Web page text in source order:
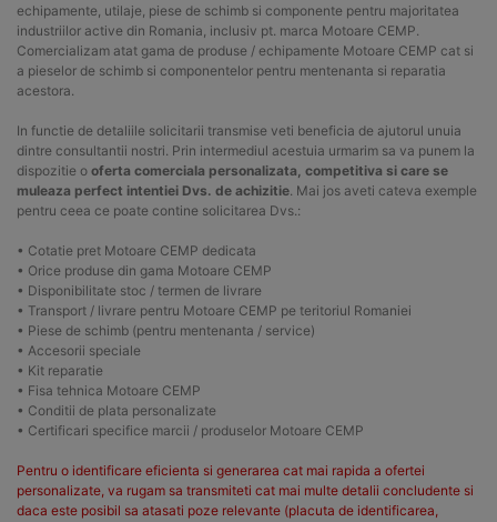
echipamente, utilaje, piese de schimb si componente pentru majoritatea
industriilor active din Romania, inclusiv pt. marca Motoare CEMP.
Comercializam atat gama de produse / echipamente Motoare CEMP cat si
a pieselor de schimb si componentelor pentru mentenanta si reparatia
acestora.
In functie de detaliile solicitarii transmise veti beneficia de ajutorul unuia
dintre consultantii nostri. Prin intermediul acestuia urmarim sa va punem la
dispozitie o oferta comerciala personalizata, competitiva si care se
muleaza perfect intentiei Dvs. de achizitie . Mai jos aveti cateva exemple
pentru ceea ce poate contine solicitarea Dvs.:
• Cotatie pret Motoare CEMP dedicata
• Orice produse din gama Motoare CEMP
• Disponibilitate stoc / termen de livrare
• Transport / livrare pentru Motoare CEMP pe teritoriul Romaniei
• Piese de schimb (pentru mentenanta / service)
• Accesorii speciale
• Kit reparatie
• Fisa tehnica Motoare CEMP
• Conditii de plata personalizate
• Certificari specifice marcii / produselor Motoare CEMP
Pentru o identificare eficienta si generarea cat mai rapida a ofertei
personalizate, va rugam sa transmiteti cat mai multe detalii concludente si
daca este posibil sa atasati poze relevante (placuta de identificarea,